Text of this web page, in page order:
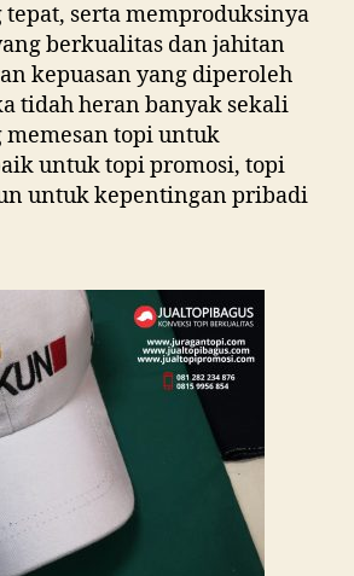
tepat, serta memproduksinya
berkualitas dan jahitan
kepuasan yang diperoleh
tidah heran banyak sekali
memesan topi untuk
untuk topi promosi, topi
untuk kepentingan pribadi